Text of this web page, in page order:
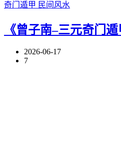
奇门遁甲 民间风水
《曾子南–三元奇门
2026-06-17
7